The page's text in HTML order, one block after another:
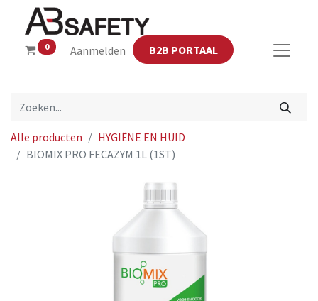
0 Aanmelden B2B PORTAAL
Alle producten
HYGIËNE EN HUID
BIOMIX PRO FECAZYM 1L (1ST)